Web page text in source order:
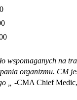
wspomaganych na
organizmu. CM
„ -CMA Chief